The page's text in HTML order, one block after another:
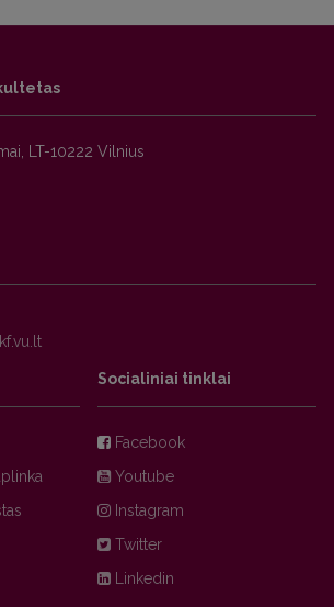
LT-10222 Vilnius
Socialiniai tinklai
Facebook
Youtube
Instagram
Twitter
Linkedin